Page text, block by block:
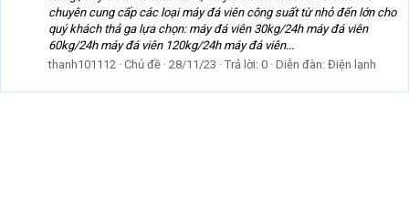
chuyên cung cấp các loại máy đá viên công suất từ nhỏ đến lớn cho
quý khách thả ga lựa chọn: máy đá viên 30kg/24h máy đá viên
60kg/24h máy đá viên 120kg/24h máy đá viên...
thanh101112 Chủ đề 28/11/23 Trả lời: 0 Diễn đàn: Điện lạnh